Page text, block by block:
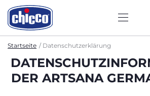
Startseite Datenschutzerklärung
DER ARTSANA